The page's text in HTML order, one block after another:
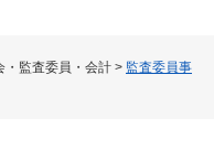
・監査委員・会計 > 監査委員事